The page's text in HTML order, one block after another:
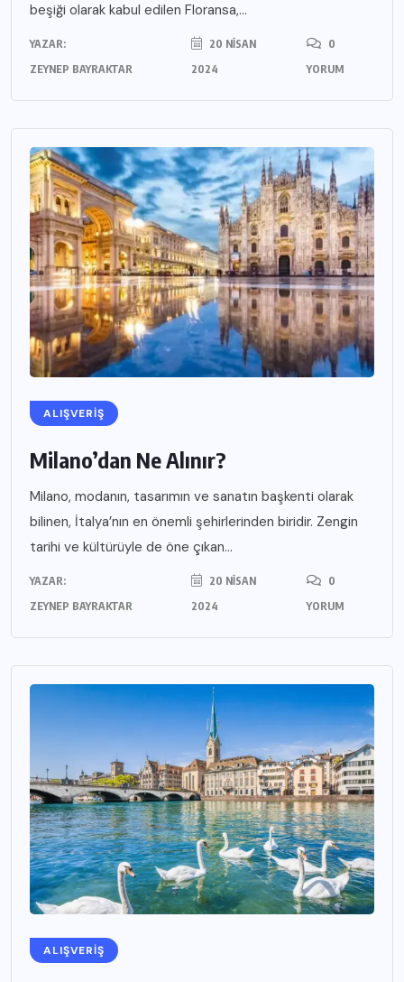
beşiği olarak kabul edilen Floransa,...
YAZAR:
ZEYNEP BAYRAKTAR
20 NISAN
2024
0
YORUM
ALIŞVERIŞ
Milano’dan Ne Alınır?
Milano, modanın, tasarımın ve sanatın başkenti olarak
bilinen, İtalya’nın en önemli şehirlerinden biridir. Zengin
tarihi ve kültürüyle de öne çıkan...
YAZAR:
ZEYNEP BAYRAKTAR
20 NISAN
2024
0
YORUM
ALIŞVERIŞ